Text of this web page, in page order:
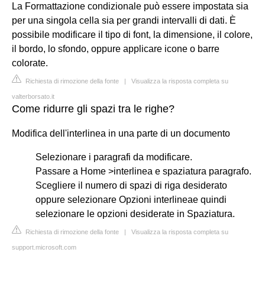
La Formattazione condizionale può essere impostata sia
per una singola cella sia per grandi intervalli di dati. È
possibile modificare il tipo di font, la dimensione, il colore,
il bordo, lo sfondo, oppure applicare icone o barre
colorate.
Richiesta di rimozione della fonte | Visualizza la risposta completa su
valterborsato.it
Come ridurre gli spazi tra le righe?
Modifica dell'interlinea in una parte di un documento
Selezionare i paragrafi da modificare.
Passare a Home >interlinea e spaziatura paragrafo.
Scegliere il numero di spazi di riga desiderato
oppure selezionare Opzioni interlineae quindi
selezionare le opzioni desiderate in Spaziatura.
Richiesta di rimozione della fonte | Visualizza la risposta completa su
support.microsoft.com